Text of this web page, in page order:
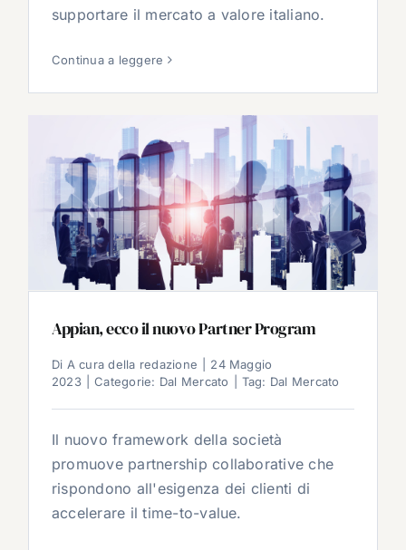
supportare il mercato a valore italiano.
Continua a leggere
Appian, ecco il nuovo Partner Program
Di A cura della redazione
24 Maggio
2023
Categorie: Dal Mercato Tag: Dal Mercato
Il nuovo framework della società
promuove partnership collaborative che
rispondono all'esigenza dei clienti di
accelerare il time-to-value.